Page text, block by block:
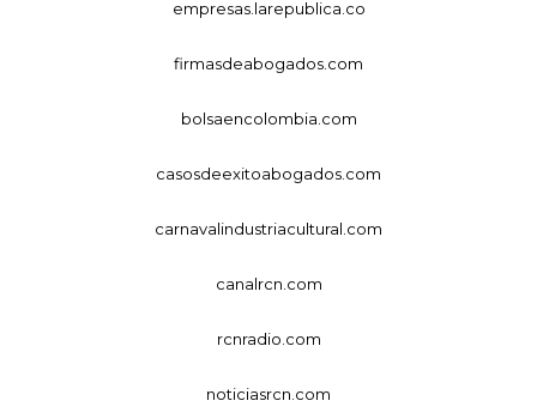
empresas.larepublica.co
firmasdeabogados.com
bolsaencolombia.com
casosdeexitoabogados.com
carnavalindustriacultural.com
canalrcn.com
rcnradio.com
noticiasrcn.com